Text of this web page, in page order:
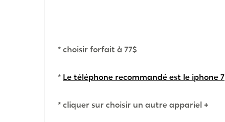
* choisir forfait à 77$
* Le téléphone recommandé est le iphone 7
* cliquer sur choisir un autre appariel +